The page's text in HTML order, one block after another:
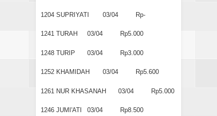
1204 SUPRIYATI 03/04 Rp-
1241 TURAH 03/04 Rp5.000
1248 TURIP 03/04 Rp3.000
1252 KHAMIDAH 03/04 Rp5.600
1261 NUR KHASANAH 03/04 Rp5.000
1246 JUMI'ATI 03/04 Rp8.500